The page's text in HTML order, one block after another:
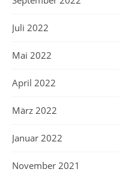
Juli 2022
Mai 2022
April 2022
März 2022
Januar 2022
November 2021